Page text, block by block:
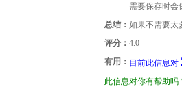
需要保存时会
总结： 如果不需要太
评分： 4.0
有用： 目前此信息对
此信息对你有帮助吗